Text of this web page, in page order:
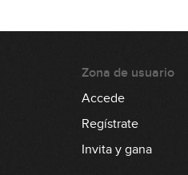
Zona de usuario
Accede
Regístrate
Invita y gana